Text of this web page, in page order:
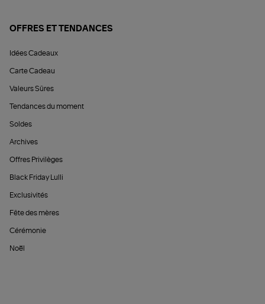
OFFRES ET TENDANCES
Idées Cadeaux
Carte Cadeau
Valeurs Sûres
Tendances du moment
Soldes
Archives
Offres Privilèges
Black Friday Lulli
Exclusivités
Fête des mères
Cérémonie
Noël